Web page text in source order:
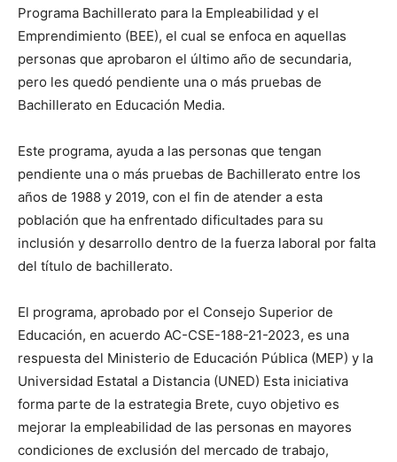
Programa Bachillerato para la Empleabilidad y el
Emprendimiento (BEE), el cual se enfoca en aquellas
personas que aprobaron el último año de secundaria,
pero les quedó pendiente una o más pruebas de
Bachillerato en Educación Media.
Este programa, ayuda a las personas que tengan
pendiente una o más pruebas de Bachillerato entre los
años de 1988 y 2019, con el fin de atender a esta
población que ha enfrentado dificultades para su
inclusión y desarrollo dentro de la fuerza laboral por falta
del título de bachillerato.
El programa, aprobado por el Consejo Superior de
Educación, en acuerdo AC-CSE-188-21-2023, es una
respuesta del Ministerio de Educación Pública (MEP) y la
Universidad Estatal a Distancia (UNED) Esta iniciativa
forma parte de la estrategia Brete, cuyo objetivo es
mejorar la empleabilidad de las personas en mayores
condiciones de exclusión del mercado de trabajo,